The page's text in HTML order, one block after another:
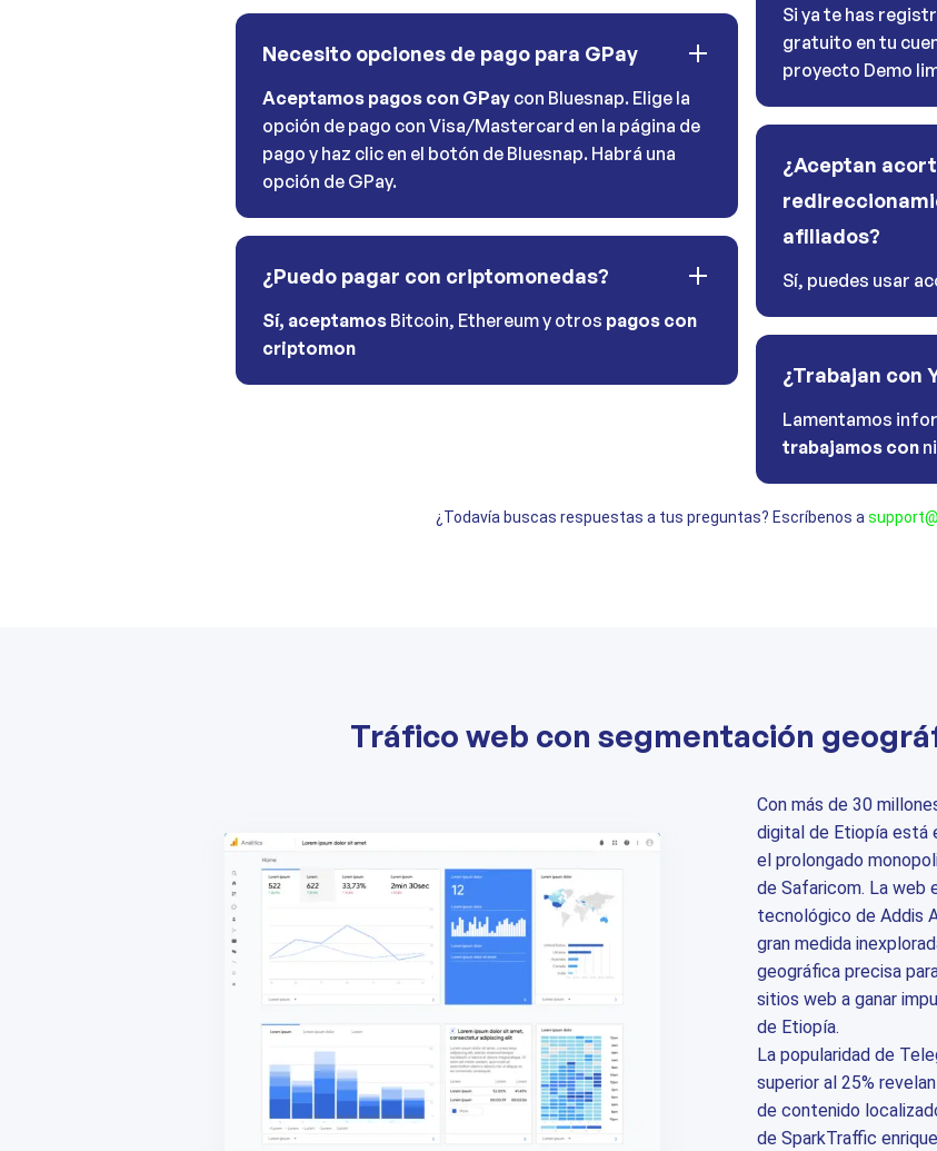
Necesito opciones de pago para GPay
Aceptamos pagos con GPay con Bluesnap. Elige la
opción de pago con Visa/Mastercard en la página de
pago y haz clic en el botón de Bluesnap. Habrá una
opción de GPay.
¿Puedo pagar con criptomonedas?
Sí, aceptamos Bitcoin, Ethereum y otros pagos con
criptomon
Si ya te has
gratuito en tu
proyecto Demo
¿Aceptan
afiliados?
Sí, puedes usar
¿Trabajan con
Lamentamos
trabajamos con
¿Todavía buscas respuestas a tus preguntas? Escríbenos a
Tráfico web con segmentación
Con más de 30
digital de Etiopía está
el prolongado
de Safaricom. La web
tecnológico de Addis
gran medida
geográfica precisa
sitios web a ganar
de Etiopía.
La popularidad de
superior al 25%
de contenido
de SparkTraffic